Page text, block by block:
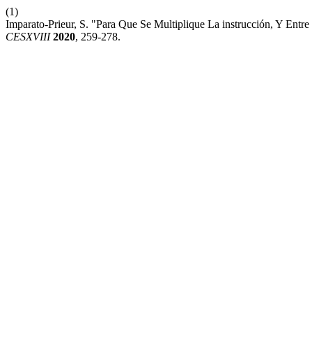
(1)
Imparato-Prieur, S. "Para Que Se Multiplique La instrucción, Y
CESXVIII 2020, 259-278.